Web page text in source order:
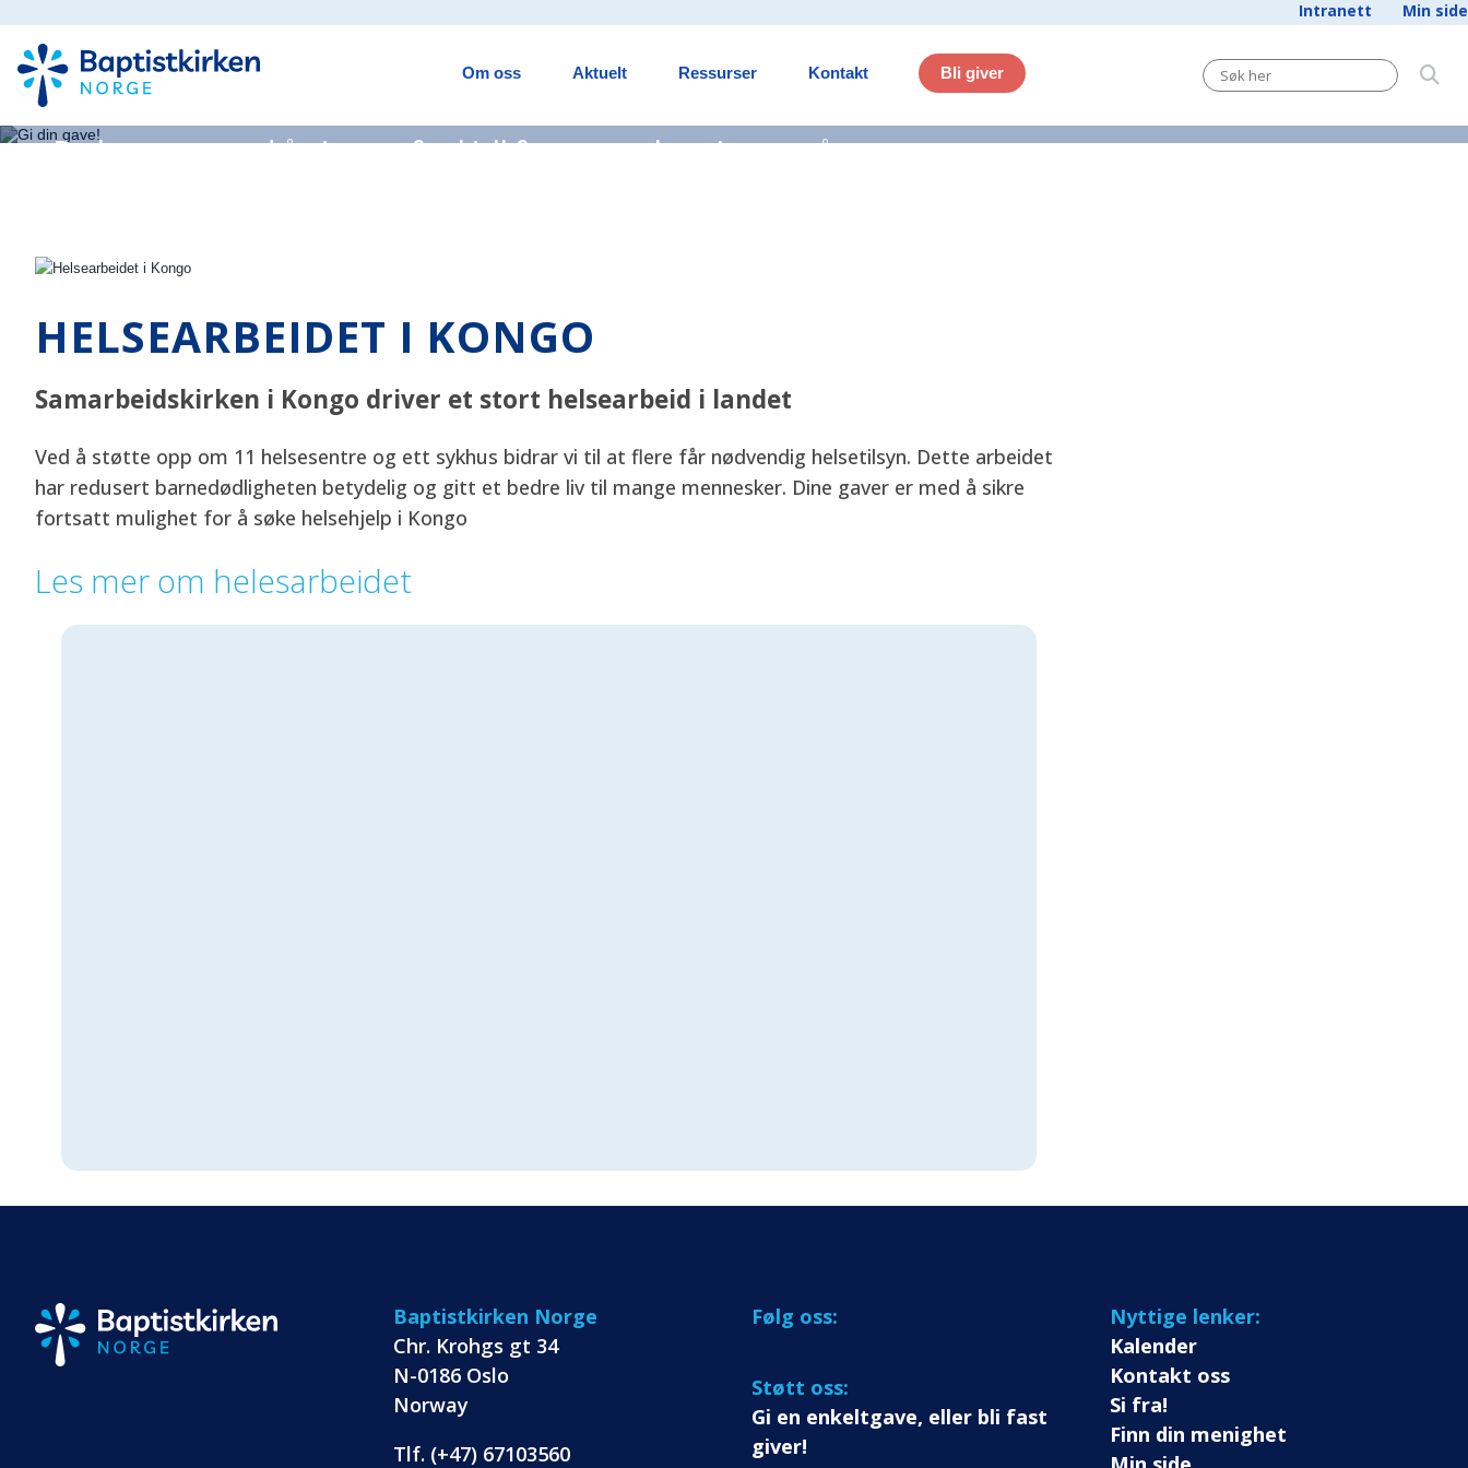
Intranett Min side
Om oss Aktuelt Ressurser Kontakt Bli giver
Gi din gave!
Du kan være med å gjøre en forskjell for mennesker gjennom å støtte
HELSEARBEIDET I KONGO
Samarbeidskirken i Kongo driver et stort helsearbeid i landet
Ved å støtte opp om 11 helsesentre og ett sykhus bidrar vi til at flere får nødvendig helsetilsyn. Dette arbeidet
har redusert barnedødligheten betydelig og gitt et bedre liv til mange mennesker. Dine gaver er med å sikre
fortsatt mulighet for å søke helsehjelp i Kongo
Les mer om helesarbeidet
Baptistkirken Norge
Chr. Krohgs gt 34
N-0186 Oslo
Norway
Tlf. (+47) 67103560
Følg oss:
Støtt oss:
Gi en enkeltgave, eller bli fast
giver!
Nyttige lenker:
Kalender
Kontakt oss
Si fra!
Finn din menighet